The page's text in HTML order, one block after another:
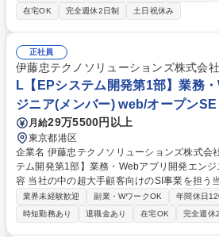
守運用まで、一気通貫でシステムに携わることができま
■Salesforce標準機能でのコンフィグレーショ
問い合わせ対応 ■優先順位やステークホルダ
※カスタマイズ開発（LWC/Apex等）は極力抑
準機能で実装する工夫が求められます。 ※当
ud、Lighitning Platform の利用が中心となります。 募集職種 【
eエンジニア】グループ各社のシステム企画
在宅OK
完全週休2日制 土日祝休み
正社員
伊藤忠テクノソリューションズ株式会社
L【EPシステム開発第1部】業務
ジニア(メンバー) web/オープンSE
月給29万5500円以上
東京都港区
企業名 伊藤忠テクノソリューションズ株式会社 求人名 L＜EP＞【EPシ
テム開発第1部】業務・Webアプリ開発エンジニア
容 当社の中の超大手顧客向けのSI事業を担う
けのDX推進案件並びにシステム開発プロジェ
下の業務をお任せいたします。 ■顧客企業へのシステム提案・見積・開発
計画策定 ■オープン系業務システムやWebア
業界未経験歓迎 副業・WワークOK 年間休日
時短勤務あり
退職金あり 在宅OK 完全週休